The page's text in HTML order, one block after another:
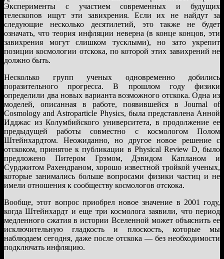
Эксперименты с участием современных и будущих
телескопов ищут эти завихрения. Если их не найдут за
следующие несколько десятилетий, это также не будет
означать, что теория инфляции неверна (в конце концов, эти
завихрения могут слишком тусклыми), но зато укрепит
позиции космологии отскока, по которой этих завихрений не
должно быть.
Несколько групп ученых одновременно добились
поразительного прогресса. В прошлом году физики
определили два новых варианта возможного отскока. Одна из
моделей, описанная в работе, появившейся в Journal of
Cosmology and Astroparticle Physics, была представлена Анной
Идджас из Колумбийского университета, в продолжение ее
предыдущей работы совместно с космологом Полом
Штейнхардтом. Неожиданно, но другое новое решение с
отскоком, принятое к публикации в Physical Review D, было
предложено Питером Грэмом, Дэвидом Капланом и
Сурджитом Рахендраном, хорошо известной тройкой ученых,
которые занимались больше вопросами физики частиц и не
имели отношения к сообществу космологов отскока.
Вообще, этот вопрос приобрел новое значение в 2001 году,
когда Штейнхардт и еще три космолога заявили, что период
медленного сжатия в истории Вселенной может объяснить ее
исключительную гладкость и плоскость, которые мы
наблюдаем сегодня, даже после отскока — без необходимости
подключать инфляцию.